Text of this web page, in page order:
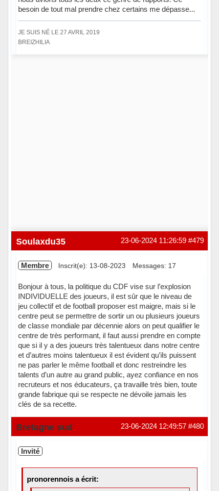
besoin de tout mal prendre chez certains me dépasse...
JE SUIS NÉ LE 27 AVRIL 2019
BREIZHILIA
#479
23-06-2024 11:26:59
Soulaxdu35
Membre Inscrit(e): 13-08-2023 Messages: 17
Bonjour à tous, la politique du CDF vise sur l’explosion
INDIVIDUELLE des joueurs, il est sûr que le niveau de
jeu collectif et de football proposer est maigre, mais si le
centre peut se permettre de sortir un ou plusieurs joueurs
de classe mondiale par décennie alors on peut qualifier le
centre de très performant, il faut aussi prendre en compte
que si il y a des joueurs très talentueux dans notre centre
et d’autres moins talentueux il est évident qu’ils puissent
ne pas parler le même football et donc restreindre les
talents d’un autre au grand public, ayez confiance en nos
recruteurs et nos éducateurs, ça travaille très bien, toute
grande fabrique qui se respecte ne dévoile jamais les
clés de sa recette.
Hors ligne #480
23-06-2024 12:49:57
Bretagne sud
Invité
pronorennois a écrit: